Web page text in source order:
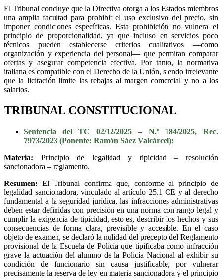
El Tribunal concluye que la Directiva otorga a los Estados miembros
una amplia facultad para prohibir el uso exclusivo del precio, sin
imponer condiciones específicas. Esta prohibición no vulnera el
principio de proporcionalidad, ya que incluso en servicios poco
técnicos pueden establecerse criterios cualitativos —como
organización y experiencia del personal— que permitan comparar
ofertas y asegurar competencia efectiva. Por tanto, la normativa
italiana es compatible con el Derecho de la Unión, siendo irrelevante
que la licitación limite las rebajas al margen comercial y no a los
salarios.
TRIBUNAL CONSTITUCIONAL
Sentencia del TC 02/12/2025 – N.º 184/2025, Rec.
7973/2023 (Ponente: Ramón Sáez Valcárcel):
Materia: Principio de legalidad y tipicidad – resolución
sancionadora – reglamento.
Resumen: El Tribunal confirma que, conforme al principio de
legalidad sancionadora, vinculado al artículo 25.1 CE y al derecho
fundamental a la seguridad jurídica, las infracciones administrativas
deben estar definidas con precisión en una norma con rango legal y
cumplir la exigencia de tipicidad, esto es, describir los hechos y sus
consecuencias de forma clara, previsible y accesible. En el caso
objeto de examen, se declaró la nulidad del precepto del Reglamento
provisional de la Escuela de Policía que tipificaba como infracción
grave la actuación del alumno de la Policía Nacional al exhibir su
condición de funcionario sin causa justificable, por vulnerar
precisamente la reserva de ley en materia sancionadora y el principio